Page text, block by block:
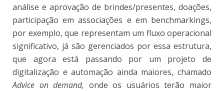
análise e aprovação de brindes/presentes, doações,
participação em associações e em benchmarkings,
por exemplo, que representam um fluxo operacional
significativo, já são gerenciados por essa estrutura,
que agora está passando por um projeto de
digitalização e automação ainda maiores, chamado
Advice on demand, onde os usuários terão maior